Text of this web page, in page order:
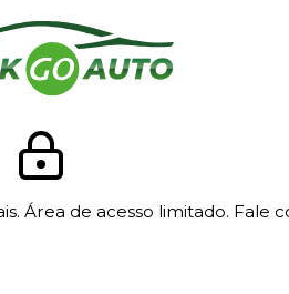
Área de acesso limitado. Fale